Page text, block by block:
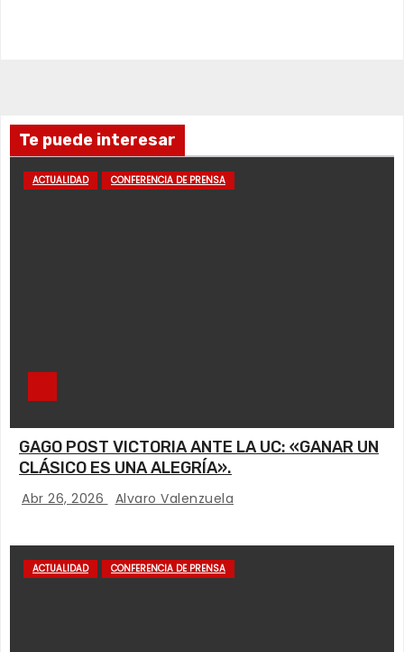
Te puede interesar
ACTUALIDAD CONFERENCIA DE PRENSA
GAGO POST VICTORIA ANTE LA UC: «GANAR UN
CLÁSICO ES UNA ALEGRÍA».
Abr 26, 2026 Alvaro Valenzuela
ACTUALIDAD CONFERENCIA DE PRENSA